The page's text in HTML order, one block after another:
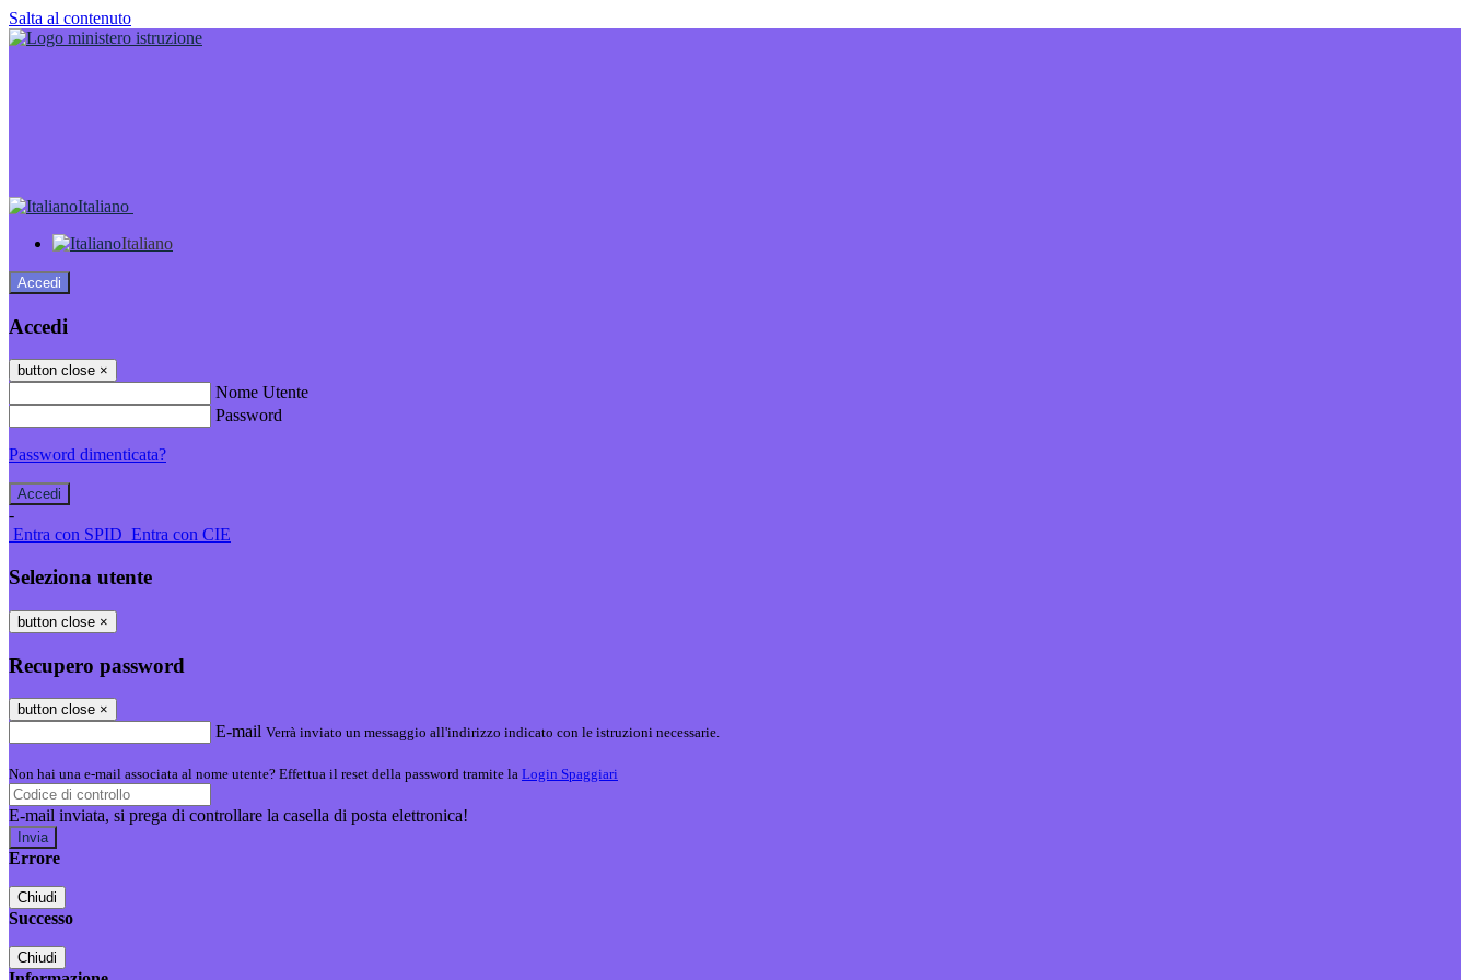
Salta al contenuto
Italiano
Italiano
Accedi
Accedi
button close ×
Nome Utente
Password
Password dimenticata?
-
Entra con SPID Entra con CIE
Seleziona utente
button close ×
Recupero password
button close ×
E-mail Verrà inviato un messaggio all'indirizzo indicato con le istruzioni necessarie.
Non hai una e-mail associata al nome utente? Effettua il reset della password tramite la Login Spaggiari
E-mail inviata, si prega di controllare la casella di posta elettronica!
Errore
Chiudi
Successo
Chiudi